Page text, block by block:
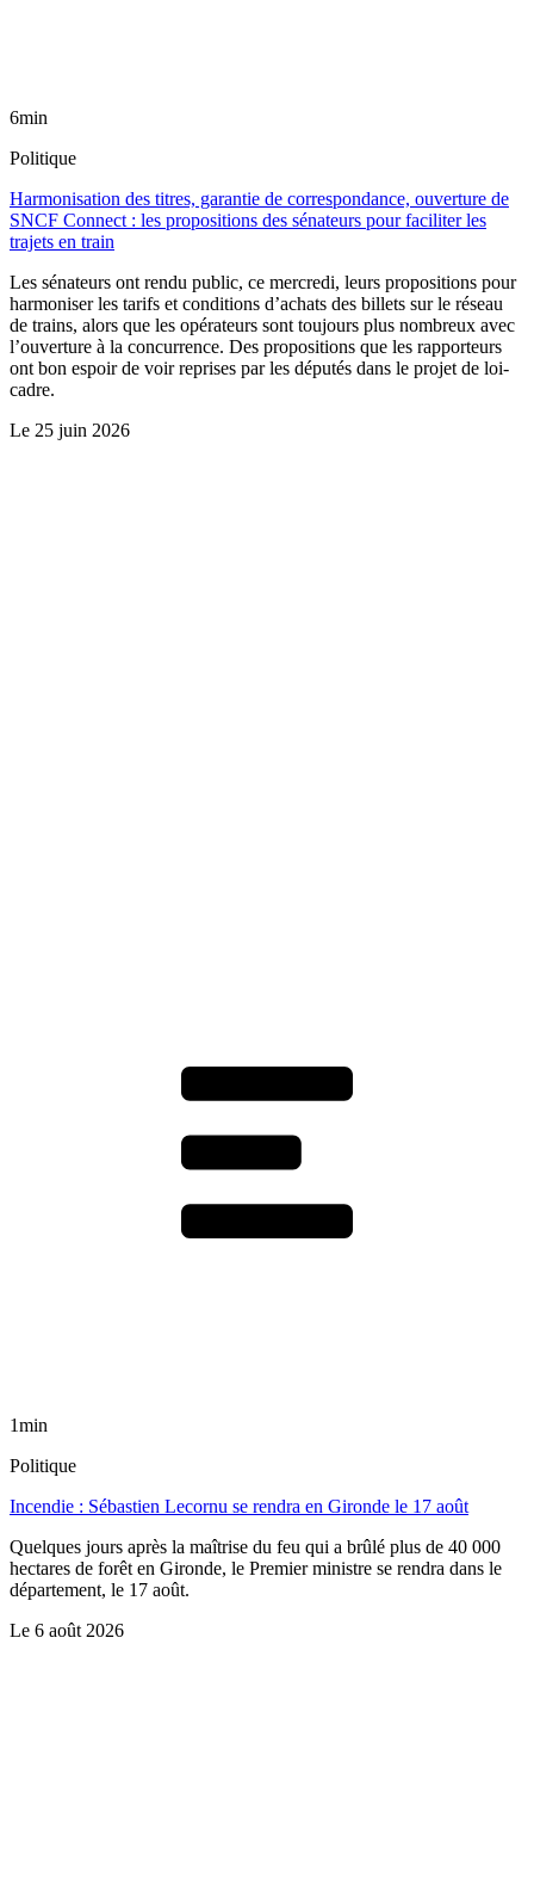
6min
Politique
Harmonisation des titres, garantie de correspondance, ouverture de
SNCF Connect : les propositions des sénateurs pour faciliter les
trajets en train
Les sénateurs ont rendu public, ce mercredi, leurs propositions pour
harmoniser les tarifs et conditions d’achats des billets sur le réseau
de trains, alors que les opérateurs sont toujours plus nombreux avec
l’ouverture à la concurrence. Des propositions que les rapporteurs
ont bon espoir de voir reprises par les députés dans le projet de loi-
cadre.
Le 25 juin 2026
1min
Politique
Incendie : Sébastien Lecornu se rendra en Gironde le 17 août
Quelques jours après la maîtrise du feu qui a brûlé plus de 40 000
hectares de forêt en Gironde, le Premier ministre se rendra dans le
département, le 17 août.
Le 6 août 2026